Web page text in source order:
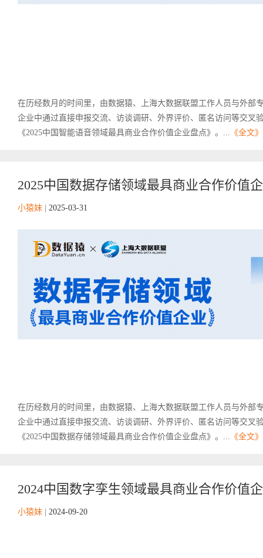
在历经数月的时间里，由数据猿、上海大数据联盟工作人员与外部
企业中通过直接申报交流、访谈调研、外界评价、匿名访问等交叉
《2025中国智能语音领域最具商业合作价值企业盘点》。... 《全文》
2025中国数据存储领域最具商业合作价值
小猿妹 2025-03-31
在历经数月的时间里，由数据猿、上海大数据联盟工作人员与外部
企业中通过直接申报交流、访谈调研、外界评价、匿名访问等交叉
《2025中国数据存储领域最具商业合作价值企业盘点》。... 《全文》
2024中国数字孪生领域最具商业合作价值
小猿妹 2024-09-20